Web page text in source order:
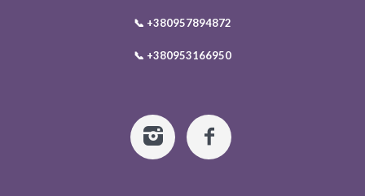
📞 +380957894872
📞 +380953166950